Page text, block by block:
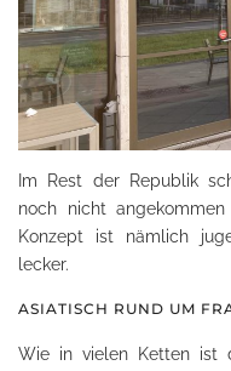
Im Rest der Republik
noch nicht
Konzept ist nämlich
lecker.
ASIATISCH RUND UM
Wie in vielen Ketten ist